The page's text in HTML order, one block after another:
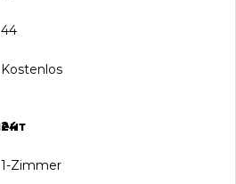
44
Kostenlos
24
1-Zimmer